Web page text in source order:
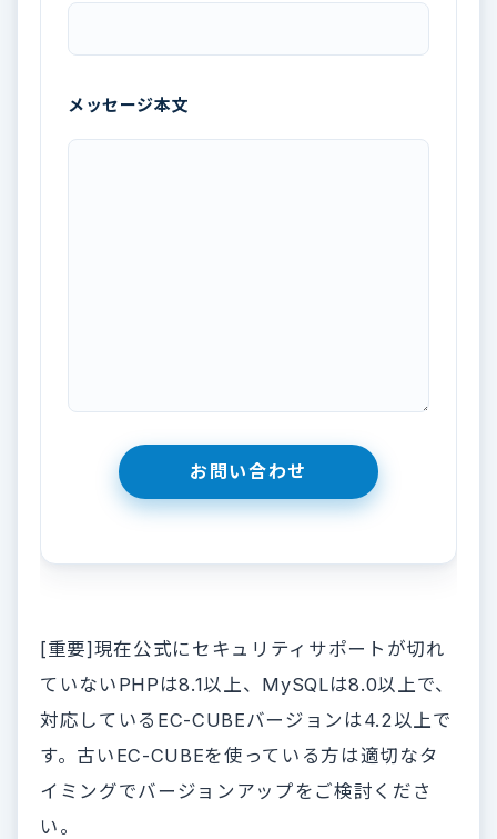
メッセージ本文
[重要]現在公式にセキュリティサポートが切れ
ていないPHPは8.1以上、MySQLは8.0以上で、
対応しているEC-CUBEバージョンは4.2以上で
す。古いEC-CUBEを使っている方は適切なタ
イミングでバージョンアップをご検討くださ
い。